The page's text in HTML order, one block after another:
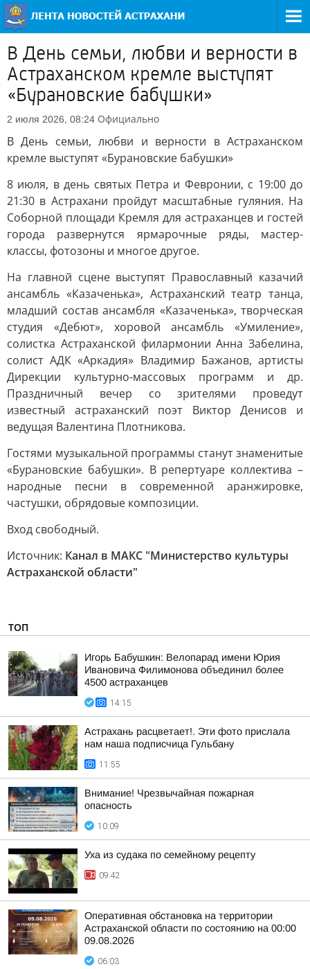
В День семьи, любви и верности в
Астраханском кремле выступят
«Бурановские бабушки»
2 июля 2026, 08:24 Официально
В День семьи, любви и верности в Астраханском
кремле выступят «Бурановские бабушки»
8 июля, в день святых Петра и Февронии, с 19:00 до
21:30 в Астрахани пройдут масштабные гуляния. На
Соборной площади Кремля для астраханцев и гостей
города развернутся ярмарочные ряды, мастер-
классы, фотозоны и многое другое.
На главной сцене выступят Православный казачий
ансамбль «Казаченька», Астраханский театр танца,
младший состав ансамбля «Казаченька», творческая
студия «Дебют», хоровой ансамбль «Умиление»,
солистка Астраханской филармонии Анна Забелина,
солист АДК «Аркадия» Владимир Бажанов, артисты
Дирекции культурно-массовых программ и др.
Праздничный вечер со зрителями проведут
известный астраханский поэт Виктор Денисов и
ведущая Валентина Плотникова.
Гостями музыкальной программы станут знаменитые
«Бурановские бабушки». В репертуаре коллектива –
народные песни в современной аранжировке,
частушки, обрядовые композиции.
Вход свободный.
Источник: Канал в МАКС "Министерство культуры
Астраханской области"
ТОП
Игорь Бабушкин: Велопарад имени Юрия
Ивановича Филимонова объединил более
4500 астраханцев
14:15
Астрахань расцветает!. Эти фото прислала
нам наша подписчица Гульбану
11:55
Внимание! Чрезвычайная пожарная
опасность
10:09
Уха из судака по семейному рецепту
09:42
Оперативная обстановка на территории
Астраханской области по состоянию на 00:00
09.08.2026
06:03